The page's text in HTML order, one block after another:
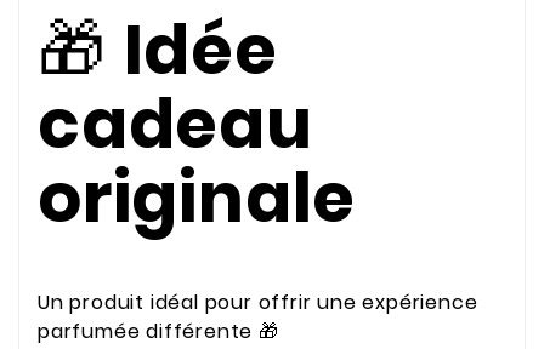
🎁 Idée
cadeau
originale
Un produit idéal pour offrir une expérience
parfumée différente 🎁